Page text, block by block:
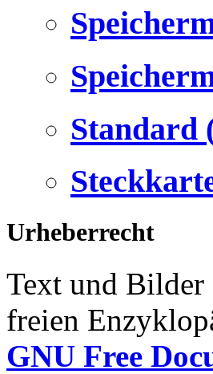
Standard
Urheberrecht
Text und Bilder
freien
GNU Free